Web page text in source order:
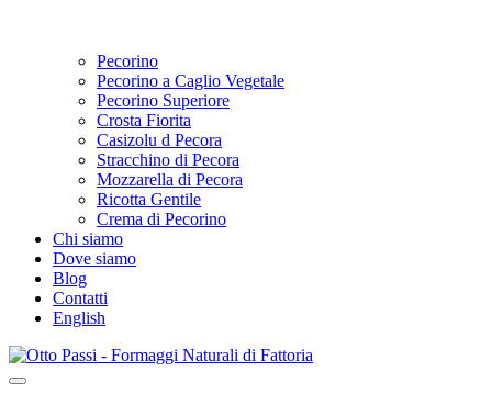
Pecorino
Pecorino a Caglio Vegetale
Pecorino Superiore
Crosta Fiorita
Casizolu d Pecora
Stracchino di Pecora
Mozzarella di Pecora
Ricotta Gentile
Crema di Pecorino
Chi siamo
Dove siamo
Blog
Contatti
English
Menu